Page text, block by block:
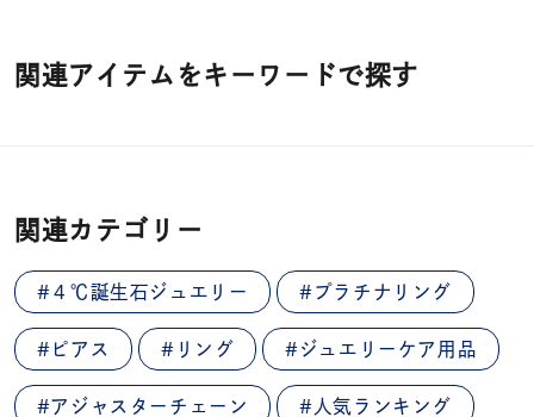
関連アイテムをキーワードで探す
関連カテゴリー
#４℃誕生石ジュエリー #プラチナリング
#ピアス #リング #ジュエリーケア用品
#アジャスターチェーン #人気ランキング